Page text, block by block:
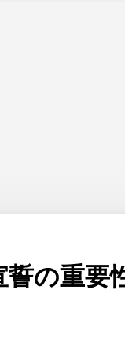
誓の重要